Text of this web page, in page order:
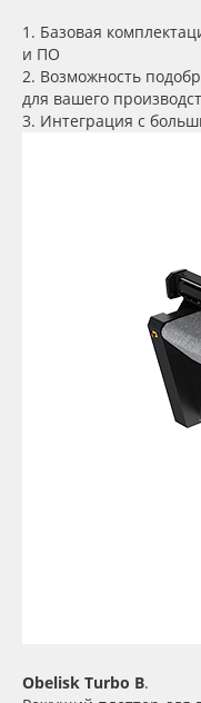
Плёнка монтажная
ПЭТ листовой
Заготовки для
1. Базовая
и ПО
2. Возможность
для вашего
3. Интеграция с
Obelisk Turbo B.